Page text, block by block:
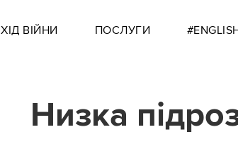
ХІД ВІЙНИ ПОСЛУГИ
Низка